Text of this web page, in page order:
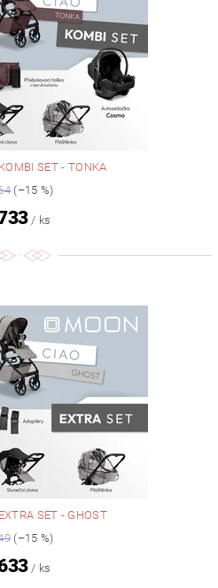
SET - TONKA
(–15 %)
/ ks
SET - GHOST
(–15 %)
/ ks